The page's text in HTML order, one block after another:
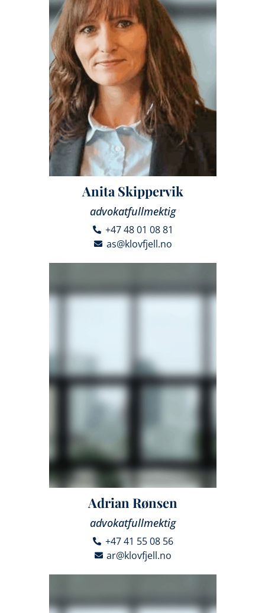
Anita Skippervik
advokatfullmektig
+47 48 01 08 81
as@klovfjell.no
Adrian Rønsen
advokatfullmektig
+47 41 55 08 56
ar@klovfjell.no